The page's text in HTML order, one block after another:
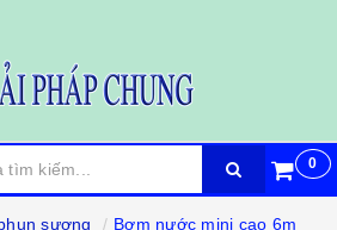
0
sương Bơm nước mini cao 6m